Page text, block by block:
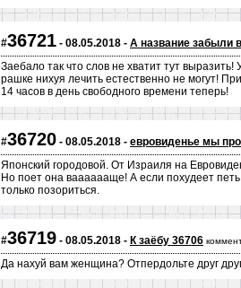
#36721 - 08.05.2018 - А название забыли
Заебало так что слов не хватит тут
рашке нихуя лечить естественно не могут!
14 часов в день свободного времени теперь!
#36720 - 08.05.2018 - евровиденье мы
Японский городовой. От Израиля на
Но поет она вааааааще! А если похудеет
только позориться.
#36719 - 08.05.2018 - К заёбу 36706
Да нахуй вам женщина? Отпердольте друг